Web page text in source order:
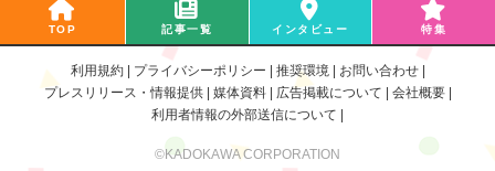
TOP 記事一覧 インタビュー 特集
利用規約 プライバシーポリシー 推奨環境
お問い合わせ
プレスリリース・情報提供
媒体資料 広告掲載について
会社概要
利用者情報の外部送信について
©KADOKAWA CORPORATION